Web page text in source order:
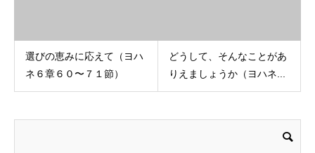
選びの恵みに応えて（ヨハ
ネ６章６０〜７１節）
どうして、そんなことがあ
りえましょうか（ヨハネ...